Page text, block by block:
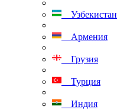
Узбекистан
Армения
Грузия
Турция
Индия